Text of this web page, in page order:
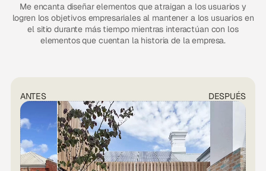
Me encanta diseñar elementos que atraigan a los usuarios y
logren los objetivos empresariales al mantener a los usuarios en
el sitio durante más tiempo mientras interactúan con los
elementos que cuentan la historia de la empresa.
ANTES DESPUÉS